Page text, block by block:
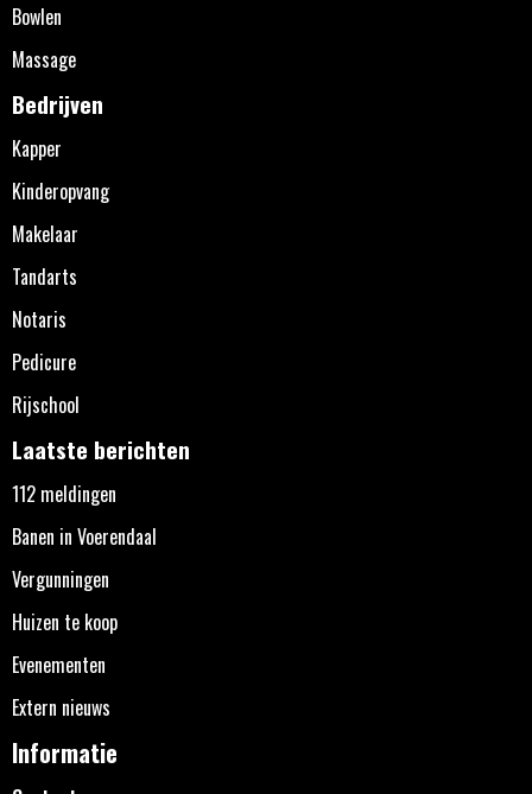
Bowlen
Massage
Bedrijven
Kapper
Kinderopvang
Makelaar
Tandarts
Notaris
Pedicure
Rijschool
Laatste berichten
112 meldingen
Banen in Voerendaal
Vergunningen
Huizen te koop
Evenementen
Extern nieuws
Informatie